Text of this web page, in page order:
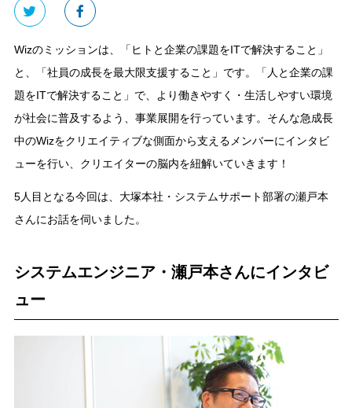
Wizのミッションは、「ヒトと企業の課題をITで解決すること」
と、「社員の成長を最大限支援すること」です。「人と企業の課
題をITで解決すること」で、より働きやすく・生活しやすい環境
が社会に普及するよう、事業展開を行っています。そんな急成長
中のWizをクリエイティブな側面から支えるメンバーにインタビ
ューを行い、クリエイターの脳内を紐解いていきます！
5人目となる今回は、大塚本社・システムサポート部署の瀬戸本
さんにお話を伺いました。
システムエンジニア・瀬戸本さんにインタビ
ュー